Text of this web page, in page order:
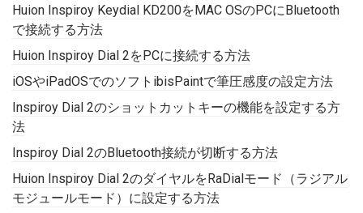
Huion Inspiroy Keydial KD200をMAC OSのPCにBluetooth
で接続する方法
Huion Inspiroy Dial 2をPCに接続する方法
iOSやiPadOSでのソフトibisPaintで筆圧感度の設定方法
Inspiroy Dial 2のショットカットキーの機能を設定する方
法
Inspiroy Dial 2のBluetooth接続が切断する方法
Huion Inspiroy Dial 2のダイヤルをRaDialモード（ラジアル
モジュールモード）に設定する方法